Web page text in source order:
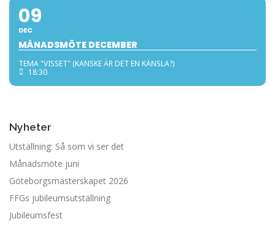
09
DEC
MÅNADSMÖTE DECEMBER
TEMA "VISSET" (KANSKE ÄR DET EN KÄNSLA?)
18:30
Nyheter
Utställning: Så som vi ser det
Månadsmöte juni
Göteborgsmästerskapet 2026
FFGs jubileumsutställning
Jubileumsfest